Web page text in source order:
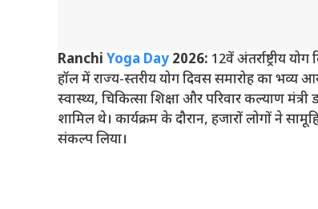
Ranchi Yoga Day 2026: 12वें अंतर्राष्ट्रीय
हॉल में राज्य-स्तरीय योग दिवस समारोह का भव्य
स्वास्थ्य, चिकित्सा शिक्षा और परिवार कल्याण
शामिल थे। कार्यक्रम के दौरान, हजारों लोगों ने
संकल्प लिया।